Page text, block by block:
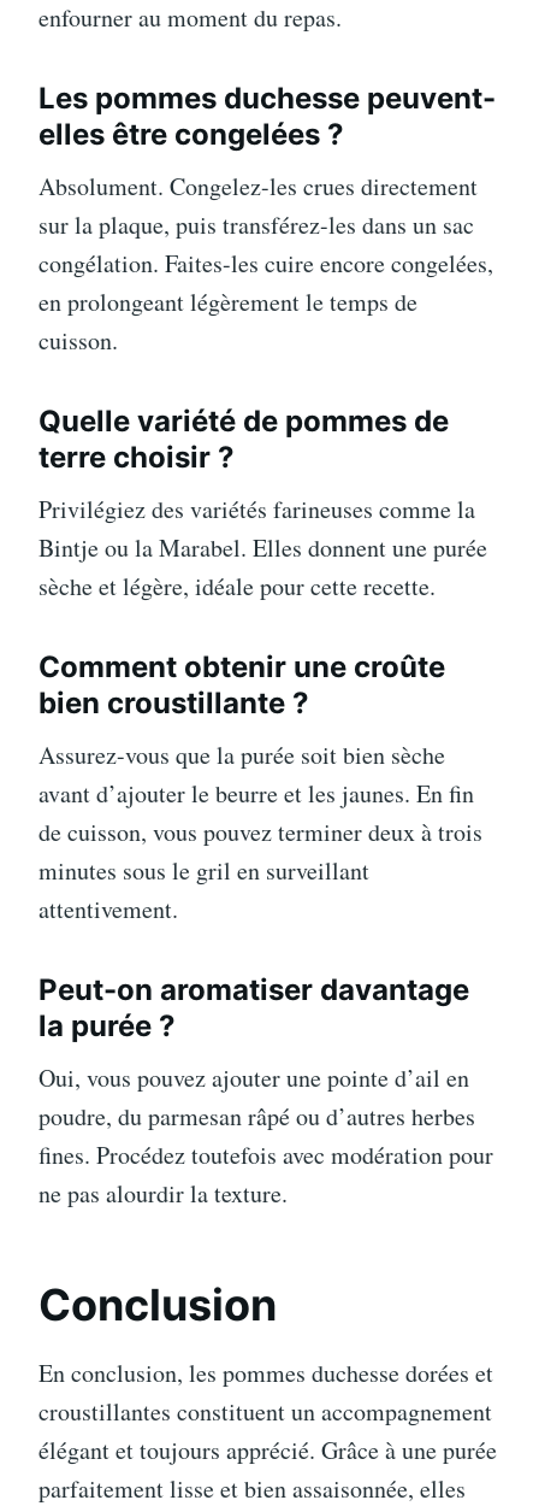
enfourner au moment du repas.
Les pommes duchesse peuvent-
elles être congelées ?
Absolument. Congelez-les crues directement
sur la plaque, puis transférez-les dans un sac
congélation. Faites-les cuire encore congelées,
en prolongeant légèrement le temps de
cuisson.
Quelle variété de pommes de
terre choisir ?
Privilégiez des variétés farineuses comme la
Bintje ou la Marabel. Elles donnent une purée
sèche et légère, idéale pour cette recette.
Comment obtenir une croûte
bien croustillante ?
Assurez-vous que la purée soit bien sèche
avant d’ajouter le beurre et les jaunes. En fin
de cuisson, vous pouvez terminer deux à trois
minutes sous le gril en surveillant
attentivement.
Peut-on aromatiser davantage
la purée ?
Oui, vous pouvez ajouter une pointe d’ail en
poudre, du parmesan râpé ou d’autres herbes
fines. Procédez toutefois avec modération pour
ne pas alourdir la texture.
Conclusion
En conclusion, les pommes duchesse dorées et
croustillantes constituent un accompagnement
élégant et toujours apprécié. Grâce à une purée
parfaitement lisse et bien assaisonnée, elles